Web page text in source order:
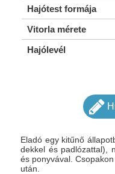
Hajótest formája
Vitorla mérete
Hajólevél
Eladó egy kitűnő
dekkel és padlózattal),
és ponyvával.
után.